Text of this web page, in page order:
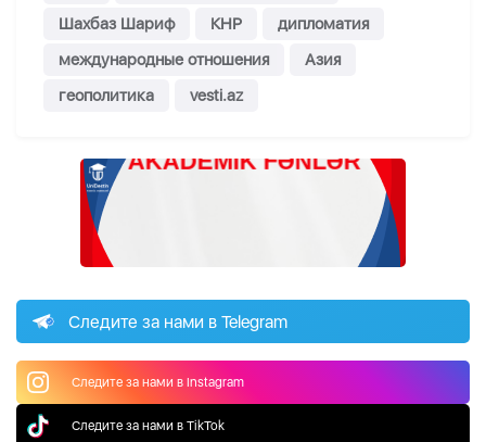
Шахбаз Шариф
КНР
дипломатия
международные отношения
Азия
геополитика
vesti.az
Следите за нами в Telegram
Следите за нами в Instagram
Следите за нами в TikTok